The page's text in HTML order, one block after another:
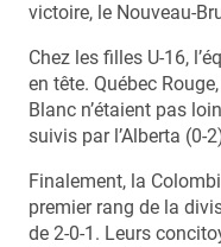
victoire, le Nouveau-
Chez les filles U-16,
en tête. Québec
Blanc n’étaient pas
suivis par l’Alberta (0-
Finalement, la
premier rang de la
de 2-0-1. Leurs